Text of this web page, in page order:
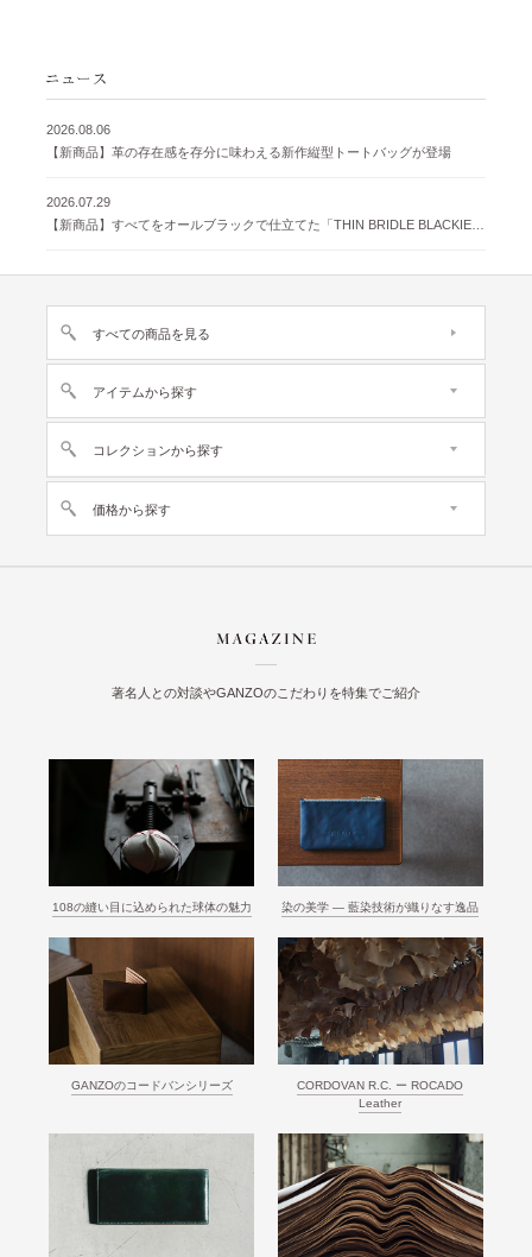
2026.08.06
【新商品】革の存在感を存分に味わえる新作縦型トートバッグが登場
2026.07.29
すべての商品を見る
アイテムから探す
コレクションから探す
価格から探す
著名人との対談やGANZOのこだわりを特集でご紹介
108の縫い目に込められた球体の魅力 染の美学 ― 藍染技術が織りなす逸品
GANZOのコードバンシリーズ
CORDOVAN R.C. ー ROCADO
Leather